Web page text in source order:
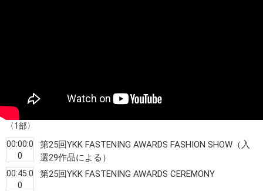
〈1部〉
00:00:0
0
第25回YKK FASTENING AWARDS FASHION SHOW（入
選29作品による）
00:45:0
0
第25回YKK FASTENING AWARDS CEREMONY